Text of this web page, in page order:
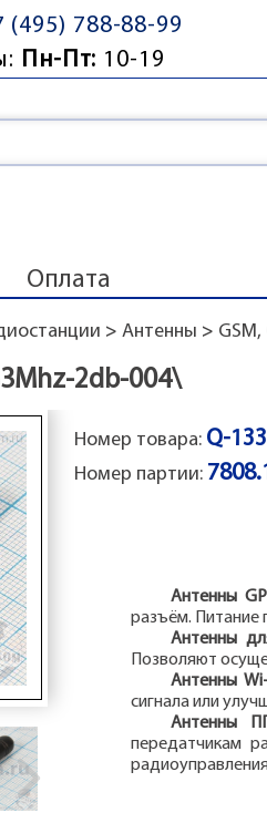
(495) 788-88-99
Пн-Пт: 10-19
Оплата
> Антенны >
2db-004\
Номер товара: Q-
Номер партии:
Антенны
разъём. Питание
Антенны
Позволяют
Антенны
сигнала или
Антенны
передатчикам